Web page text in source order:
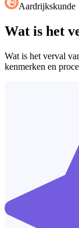
Aardrijkskunde
Wat is het
Wat is het verval
kenmerken en